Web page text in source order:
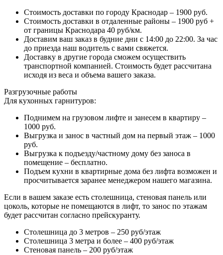
Стоимость доставки по городу Краснодар – 1900 руб.
Стоимость доставки в отдаленные районы – 1900 руб +
от границы Краснодара 40 руб/км.
Доставим ваш заказ в будние дни с 14:00 до 22:00. За час
до приезда наш водитель с вами свяжется.
Доставку в другие города сможем осуществить
транспортной компанией. Стоимость будет рассчитана
исходя из веса и объема вашего заказа.
Разгрузочные работы
Для кухонных гарнитуров:
Поднимем на грузовом лифте и занесем в квартиру –
1000 руб.
Выгрузка и занос в частный дом на первый этаж – 1000
руб.
Выгрузка к подъезду/частному дому без заноса в
помещение – бесплатно.
Подъем кухни в квартирные дома без лифта возможен и
просчитывается заранее менеджером нашего магазина.
Если в вашем заказе есть столешница, стеновая панель или
цоколь, которые не помещаются в лифт, то занос по этажам
будет рассчитан согласно прейскуранту.
Столешница до 3 метров – 250 руб/этаж
Столешница 3 метра и более – 400 руб/этаж
Стеновая панель – 200 руб/этаж